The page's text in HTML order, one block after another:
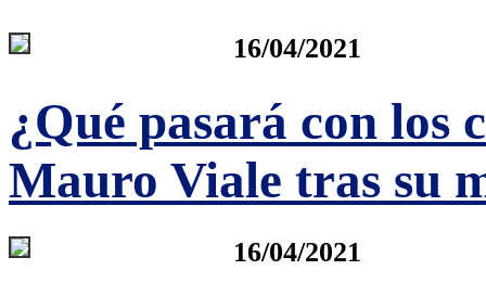
16/04/2021
¿Qué pasará con los
Mauro Viale tras su
16/04/2021